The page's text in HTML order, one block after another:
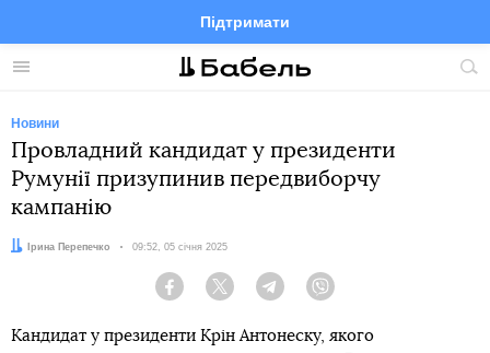
Меню
Підтримати
FacebookTelegramTwitter
Новини
Провладний кандидат у президенти
Румунії призупинив передвиборчу
кампанію
Автор:Ірина Перепечко Дата:
09:52, 05 січня 2025
Facebook Twitter Telegram
Кандидат у президенти Крін Антонеску, якого